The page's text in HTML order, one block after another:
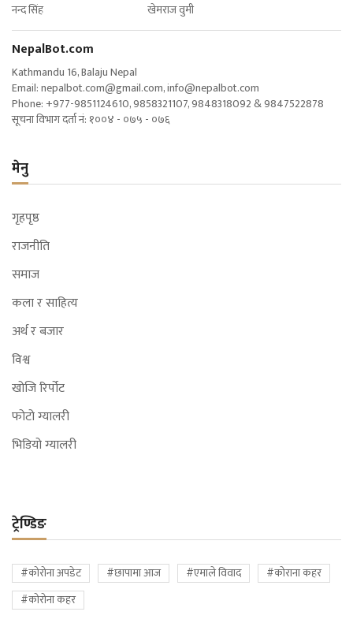
नन्द सिंह खेमराज वुमी
NepalBot.com
Kathmandu 16, Balaju Nepal
Email:nepalbot.com@gmail.com,info@nepalbot.com
Phone: +977-9851124610, 9858321107, 9848318092 & 9847522878
सूचना विभाग दर्ता नं: १००४ - ०७५ - ०७६
मेनु
गृहपृष्ठ
राजनीति
समाज
कला र साहित्य
अर्थ र बजार
विश्व
खोजि रिर्पोट
फोटो ग्यालरी
भिडियो ग्यालरी
ट्रेण्डिङ
#कोरोना अपडेट #छापामा आज #एमाले विवाद
#कोराना कहर
#कोरोना कहर